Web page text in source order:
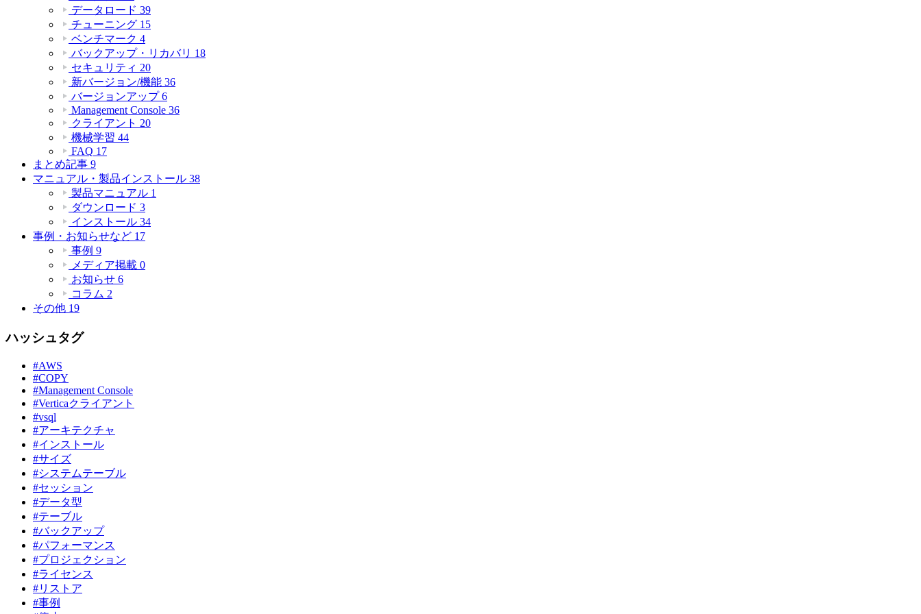
データロード 39
チューニング 15
ベンチマーク 4
バックアップ・リカバリ 18
セキュリティ 20
新バージョン/機能 36
バージョンアップ 6
Management Console 36
クライアント 20
機械学習 44
FAQ 17
まとめ記事 9
マニュアル・製品インストール 38
製品マニュアル 1
ダウンロード 3
インストール 34
事例・お知らせなど 17
事例 9
メディア掲載 0
お知らせ 6
コラム 2
その他 19
ハッシュタグ
#AWS
#COPY
#Management Console
#Verticaクライアント
#vsql
#アーキテクチャ
#インストール
#サイズ
#システムテーブル
#セッション
#データ型
#テーブル
#バックアップ
#パフォーマンス
#プロジェクション
#ライセンス
#リストア
#事例